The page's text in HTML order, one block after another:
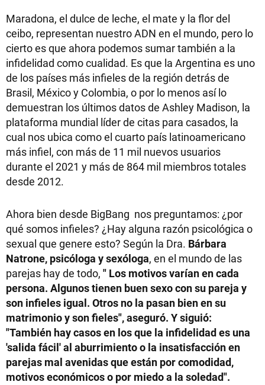
Maradona, el dulce de leche, el mate y la flor del
ceibo, representan nuestro ADN en el mundo, pero lo
cierto es que ahora podemos sumar también a la
infidelidad como cualidad. Es que la Argentina es uno
de los países más infieles de la región detrás de
Brasil, México y Colombia, o por lo menos así lo
demuestran los últimos datos de Ashley Madison, la
plataforma mundial líder de citas para casados, la
cual nos ubica como el cuarto país latinoamericano
más infiel, con más de 11 mil nuevos usuarios
durante el 2021 y más de 864 mil miembros totales
desde 2012.
Ahora bien desde BigBang nos preguntamos: ¿por
qué somos infieles? ¿Hay alguna razón psicológica o
sexual que genere esto? Según la Dra. Bárbara
Natrone, psicóloga y sexóloga, en el mundo de las
parejas hay de todo, " Los motivos varían en cada
persona. Algunos tienen buen sexo con su pareja y
son infieles igual. Otros no la pasan bien en su
matrimonio y son fieles", aseguró. Y siguió:
"También hay casos en los que la infidelidad es una
'salida fácil' al aburrimiento o la insatisfacción en
parejas mal avenidas que están por comodidad,
motivos económicos o por miedo a la soledad".